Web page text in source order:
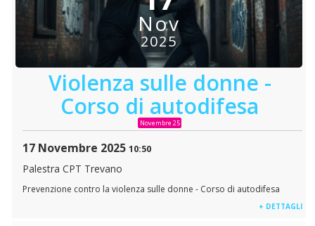
Nov
2025
Violenza sulle donne -
Corso di autodifesa
Novembre 25
17 Novembre 2025 10:50
Palestra CPT Trevano
Prevenzione contro la violenza sulle donne - Corso di autodifesa
+ DETTAGLI